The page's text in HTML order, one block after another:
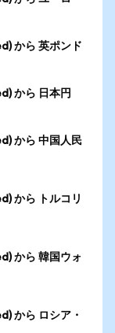
から 英ポンド
から 日本円
から 中国人民
から トルコリ
から 韓国ウォ
から ロシア・